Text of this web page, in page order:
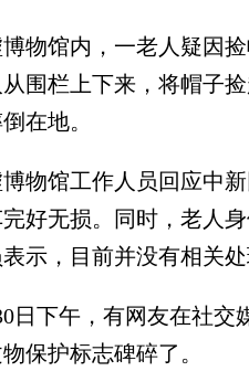
馆内，一老人疑因捡
围栏上下来，将帽子
在地。
馆工作人员回应中新
好无损。同时，老人
示，目前并没有相关处
下午，有网友在社交
保护标志碑碎了。